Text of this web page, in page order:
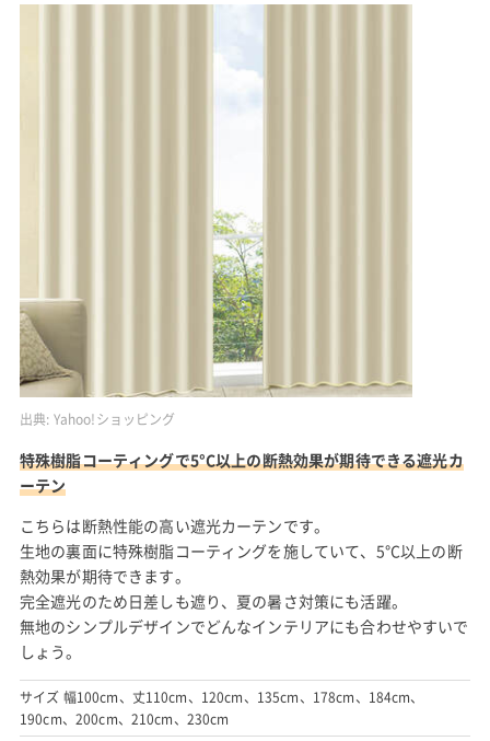
出典: Yahoo!ショッピング
特殊樹脂コーティングで5°C以上の断熱効果が期待できる遮光カ
ーテン
こちらは断熱性能の高い遮光カーテンです。
生地の裏面に特殊樹脂コーティングを施していて、5°C以上の断
熱効果が期待できます。
完全遮光のため日差しも遮り、夏の暑さ対策にも活躍。
無地のシンプルデザインでどんなインテリアにも合わせやすいで
しょう。
サイズ 幅100cm、丈110cm、120cm、135cm、178cm、184cm、
190cm、200cm、210cm、230cm